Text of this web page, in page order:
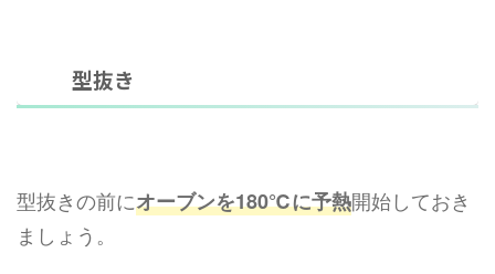
型抜き
型抜きの前にオーブンを180℃に予熱開始しておき
ましょう。